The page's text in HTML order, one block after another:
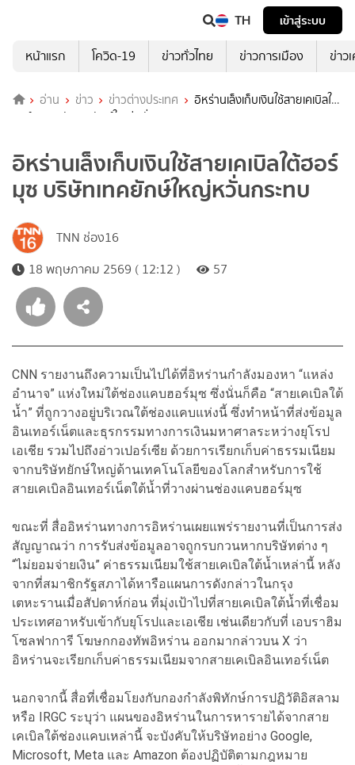
TH
เข้าสู่ระบบ
หน้าแรก
โควิด-19 ข่าวทั่วไทย ข่าวการเมือง ข่าว
อ่าน ข่าว ข่าวต่างประเทศ
อิหร่านเล็งเก็บเงินใช้สายเคเบิลใต้
ฮอร์มุซ บริษัทเทคยักษ์ใหญ่หวั่นกระทบ
อิหร่านเล็งเก็บเงินใช้สายเคเบิลใต้ฮอร์
มุซ บริษัทเทคยักษ์ใหญ่หวั่นกระทบ
TNN ช่อง16
18 พฤษภาคม 2569 ( 12:12 )
57
CNN รายงานถึงความเป็นไปได้ที่อิหร่านกำลังมองหา “แหล่ง
อำนาจ” แห่งใหม่ใต้ช่องแคบฮอร์มุซ ซึ่งนั่นก็คือ “สายเคเบิลใต้
น้ำ” ที่ถูกวางอยู่บริเวณใต้ช่องแคบแห่งนี้ ซึ่งทำหน้าที่ส่งข้อมูล
อินเทอร์เน็ตและธุรกรรมทางการเงินมหาศาลระหว่างยุโรป
เอเชีย รวมไปถึงอ่าวเปอร์เซีย ด้วยการเรียกเก็บค่าธรรมเนียม
จากบริษัทยักษ์ใหญ่ด้านเทคโนโลยีของโลกสำหรับการใช้
สายเคเบิลอินเทอร์เน็ตใต้น้ำที่วางผ่านช่องแคบฮอร์มุซ
ขณะที่ สื่ออิหร่านทางการอิหร่านเผยแพร่รายงานที่เป็นการส่ง
สัญญาณว่า การรับส่งข้อมูลอาจถูกรบกวนหากบริษัทต่าง ๆ
“ไม่ยอมจ่ายเงิน” ค่าธรรมเนียมใช้สายเคเบิลใต้น้ำเหล่านี้ หลัง
จากที่สมาชิกรัฐสภาได้หารือแผนการดังกล่าวในกรุง
เตหะรานเมื่อสัปดาห์ก่อน ที่มุ่งเป้าไปที่สายเคเบิลใต้น้ำที่เชื่อม
ประเทศอาหรับเข้ากับยุโรปและเอเชีย เช่นเดียวกับที่ เอบราฮิม
โซลฟาการี โฆษกกองทัพอิหร่าน ออกมากล่าวบน X ว่า
อิหร่านจะเรียกเก็บค่าธรรมเนียมจากสายเคเบิลอินเทอร์เน็ต
นอกจากนี้ สื่อที่เชื่อมโยงกับกองกำลังพิทักษ์การปฏิวัติอิสลาม
หรือ IRGC ระบุว่า แผนของอิหร่านในการหารายได้จากสาย
เคเบิลใต้ช่องแคบเหล่านี้ จะบังคับให้บริษัทอย่าง Google,
Microsoft, Meta และ Amazon ต้องปฏิบัติตามกฎหมาย